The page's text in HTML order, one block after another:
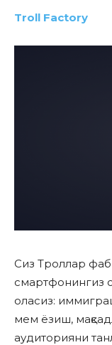
Troll Factory
Сиз Троллар
смартфонингиз
оласиз:
мем ёзиш,
аудиторияни